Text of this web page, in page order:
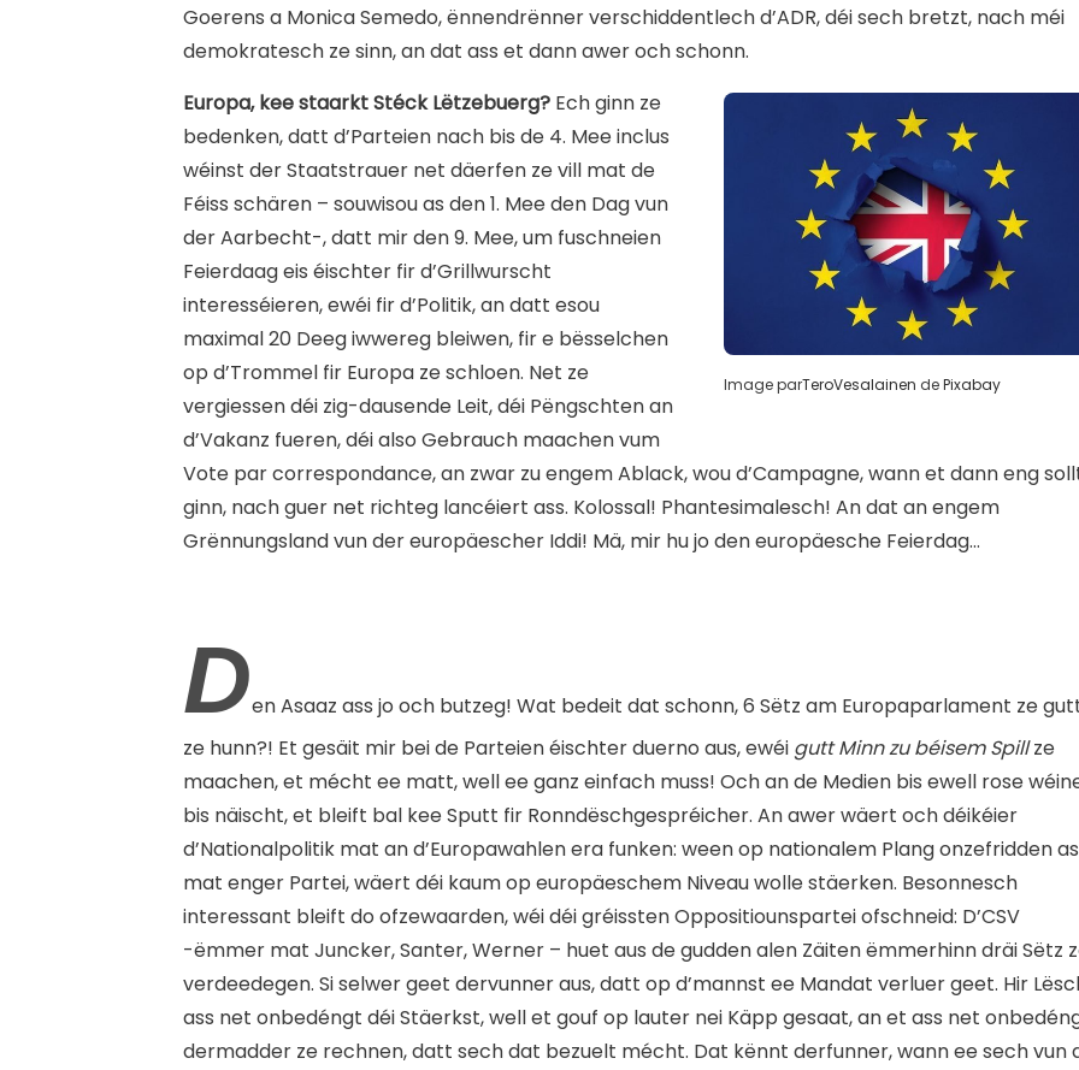
Goerens a Monica Semedo, ënnendrënner verschiddentlech d’ADR, déi sech bretzt, nach méi
demokratesch ze sinn, an dat ass et dann awer och schonn.
Image parTeroVesalainen dePixabay
Europa, kee staarkt Stéck Lëtzebuerg? Ech ginn ze
bedenken, datt d’Parteien nach bis de 4. Mee inclus
wéinst der Staatstrauer net däerfen ze vill mat de
Féiss schären – souwisou as den 1. Mee den Dag vun
der Aarbecht-, datt mir den 9. Mee, um fuschneien
Feierdaag eis éischter fir d’Grillwurscht
interesséieren, ewéi fir d’Politik, an datt esou
maximal 20 Deeg iwwereg bleiwen, fir e bësselchen
op d’Trommel fir Europa ze schloen. Net ze
vergiessen déi zig-dausende Leit, déi Pëngschten an
d’Vakanz fueren, déi also Gebrauch maachen vum
Vote par correspondance, an zwar zu engem Ablack, wou d’Campagne, wann et dann eng
ginn, nach guer net richteg lancéiert ass. Kolossal! Phantesimalesch! An dat an engem
Grënnungsland vun der europäescher Iddi! Mä, mir hu jo den europäesche Feierdag…
Den Asaaz ass jo och butzeg! Wat bedeit dat schonn, 6 Sëtz am Europaparlament ze
ze hunn?! Et gesäit mir bei de Parteien éischter duerno aus, ewéi gutt Minn zu béisem Spillze
maachen, et mécht ee matt, well ee ganz einfach muss! Och an de Medien bis ewell rose
bis näischt, et bleift bal kee Sputt fir Ronndëschgespréicher. An awer wäert och déikéier
d’Nationalpolitik mat an d’Europawahlen era funken: ween op nationalem Plang onzefridden
mat enger Partei, wäert déi kaum op europäeschem Niveau wolle stäerken. Besonnesch
interessant bleift do ofzewaarden, wéi déi gréissten Oppositiounspartei ofschneid: D’CSV
-ëmmer mat Juncker, Santer, Werner – huet aus de gudden alen Zäiten ëmmerhinn dräi Sëtz
verdeedegen. Si selwer geet dervunner aus, datt op d’mannst ee Mandat verluer geet. Hir
ass net onbedéngt déi Stäerkst, well et gouf op lauter nei Käpp gesaat, an et ass net
dermadder ze rechnen, datt sech dat bezuelt mécht. Dat kënnt derfunner, wann ee sech vun